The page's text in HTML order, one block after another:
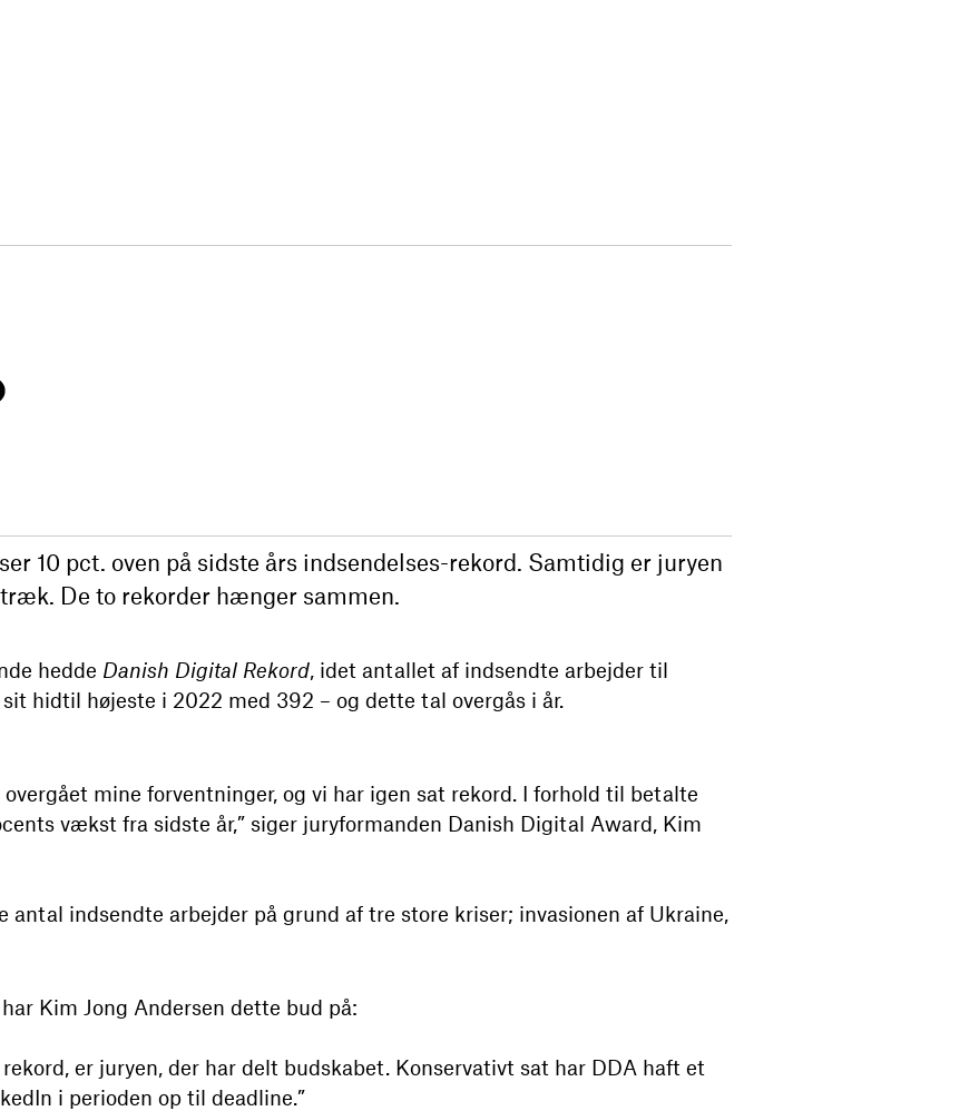
10 pct. oven på sidste års indsendelses-rekord. Samtidig er juryen
De to rekorder hænger sammen.
hedde Danish Digital Rekord, idet antallet af indsendte arbejder til
hidtil højeste i 2022 med 392 – og dette tal overgås i år.
mine forventninger, og vi har igen sat rekord. I forhold til betalte
vækst fra sidste år,” siger juryformanden Danish Digital Award, Kim
antal indsendte arbejder på grund af tre store kriser; invasionen af Ukraine,
Kim Jong Andersen dette bud på:
er juryen, der har delt budskabet. Konservativt sat har DDA haft et
i perioden op til deadline.”